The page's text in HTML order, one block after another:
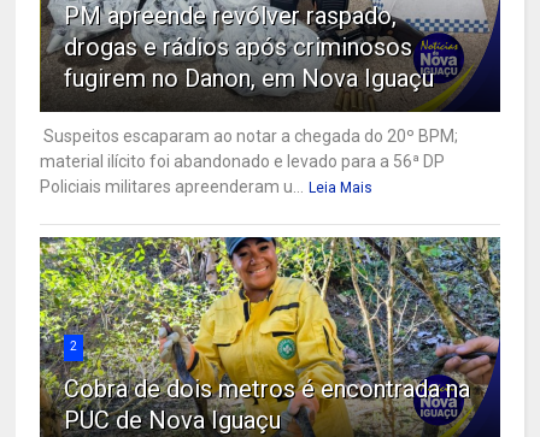
PM apreende revólver raspado,
drogas e rádios após criminosos
fugirem no Danon, em Nova Iguaçu
Suspeitos escaparam ao notar a chegada do 20º BPM;
material ilícito foi abandonado e levado para a 56ª DP
Policiais militares apreenderam u... Leia Mais
2
Cobra de dois metros é encontrada na
PUC de Nova Iguaçu